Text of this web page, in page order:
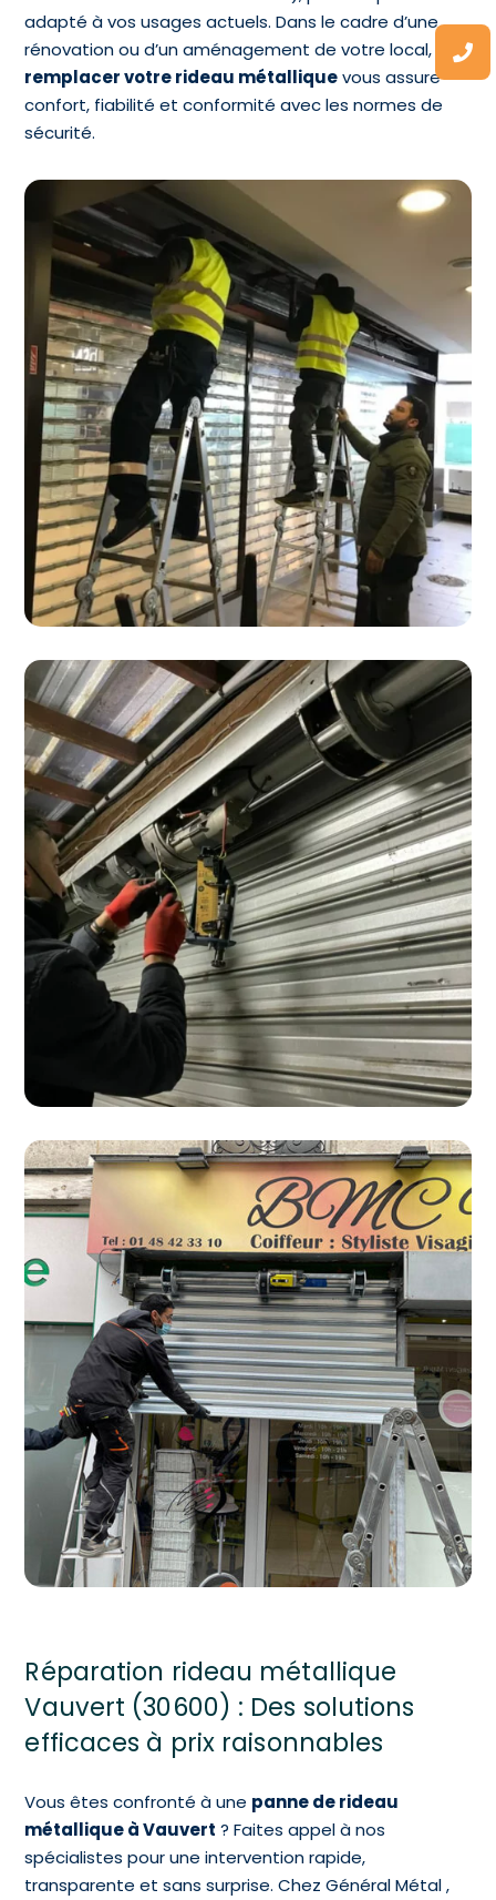
adapté à vos usages actuels. Dans le cadre d’une
rénovation ou d’un aménagement de votre local,
remplacer votre rideau métalliquevous assure
confort, fiabilité et conformité avec les normes de
sécurité.
Réparation rideau métallique
Vauvert (30600) : Des solutions
efficaces à prix raisonnables
Vous êtes confronté à une panne de rideau
métallique à Vauvert ? Faites appel à nos
spécialistes pour une intervention rapide,
transparente et sans surprise. Chez Général Métal ,